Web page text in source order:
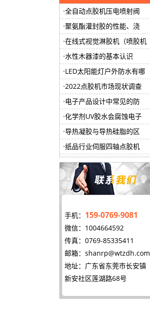
全自动点胶机压电喷射阀
聚氨酯灌封胶的性能、浇
在线式视觉淋胶机（喷胶机
水性木器漆的基本认识
LED太阳能灯户外防水有哪
2022点胶机市场现状调查
电子产品设计中常见的防
化学剂UV胶水会腐蚀电子
导热凝胶与导热硅脂的区
纸品行业伺服四轴点胶机
手机： 159-0769-9081
微信：1004664592
传真：0769-85335411
邮箱： shanrp@wtzdh.com
地址：广东省东莞市长安镇
新安社区莲湖路68号